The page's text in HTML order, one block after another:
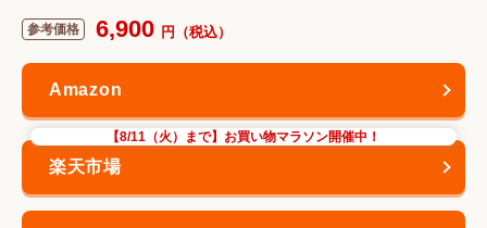
6,900
【8/11（火）まで】お買い物マラソン開催中！